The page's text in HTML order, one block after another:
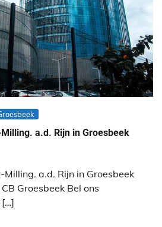
a.d. Rijn in Groesbeek
a.d. Rijn in Groesbeek
Groesbeek Bel ons
[…]